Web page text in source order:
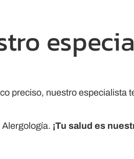
preciso, nuestro especialista
¡Tu salud es